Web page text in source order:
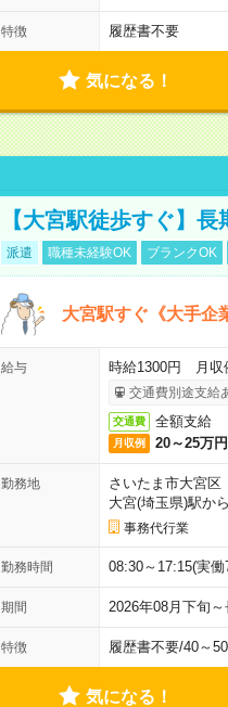
特徴 履歴書不要
気になる！
【大宮駅徒歩すぐ】
派遣 職種未経験OK ブランクOK
大宮駅すぐ《大手企
給与 時給1300円 月収
交通費別途支給
交通費 全額支給
月収例 20～25万円
勤務地
さいたま市大宮区
大宮(埼玉県)駅か
事務代行業
勤務時間 08:30～17:15(実
期間 2026年08月下旬
特徴 履歴書不要/40～
気になる！